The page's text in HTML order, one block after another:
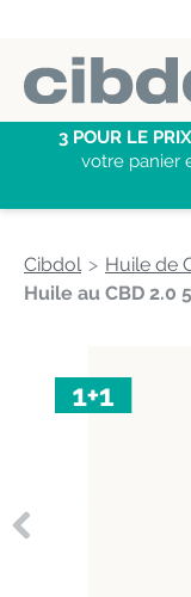
3 POUR LE
votre panier
Cibdol
Huile de
Huile au CBD 2.0